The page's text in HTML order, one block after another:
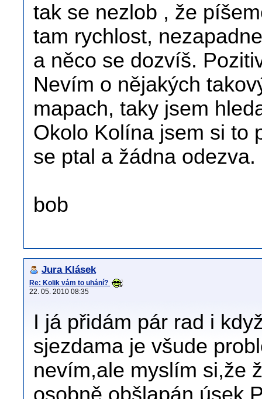
tak se nezlob , že
tam rychlost,
a něco se dozvíš.
Nevím o nějakých
mapach, taky jsem
Okolo Kolína jsem si to
se ptal a žádna odezva.
bob
Jura Klásek
Re: Kolik vám to uhání?
22. 05. 2010 08:35
I já přidám pár rad i
sjezdama je všude
nevím,ale myslím si,že
osobně obšlapán úsek